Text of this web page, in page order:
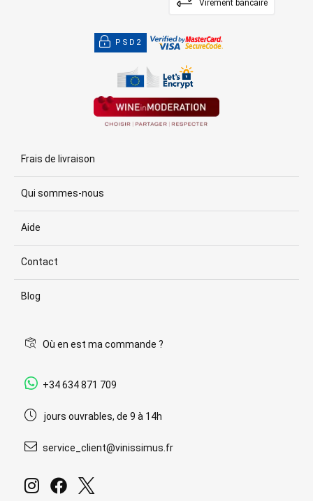
Virement bancaire
PSD2
Frais de livraison
Qui sommes-nous
Aide
Contact
Blog
Où en est ma commande ?
+34 634 871 709
jours ouvrables, de 9 à 14h
service_client@vinissimus.fr